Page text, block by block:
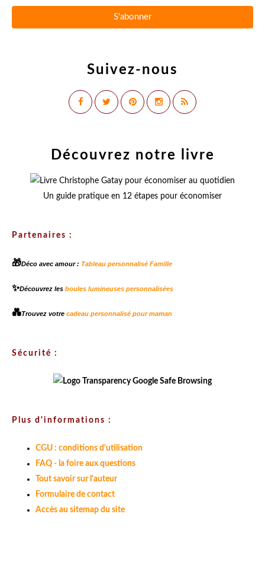
Suivez-nous
Découvrez notre livre
Un guide pratique en 12 étapes pour économiser
Partenaires :
🎁Déco avec amour : Tableau personnalisé Famille
✨Découvrez les boules lumineuses personnalisées
💑Trouvez votre cadeau personnalisé pour maman
Sécurité :
Plus d'informations :
CGU : conditions d'utilisation
FAQ - la foire aux questions
Tout savoir sur l'auteur
Formulaire de contact
Accès au sitemap du site